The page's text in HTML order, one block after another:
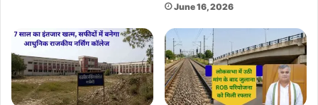
June 16, 2026